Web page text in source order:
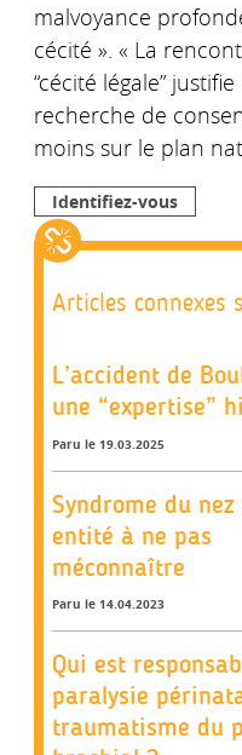
malvoyance
cécité ». « La
“cécité légale”
recherche de
moins sur le plan
Identifiez-vous
Articles connexes
L’accident de
une “expertise”
Paru le 19.03.2025
Syndrome du
entité à ne pas
méconnaître
Paru le 14.04.2023
Qui est
paralysie
traumatisme du